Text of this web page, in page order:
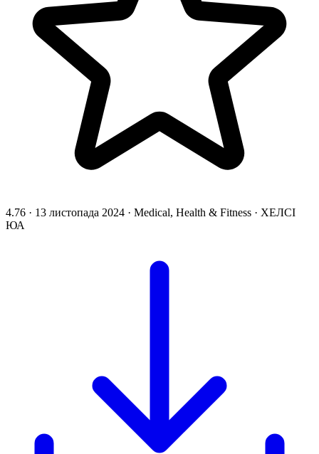
4.76 · 13 листопада 2024 · Medical, Health & Fitness · ХЕЛСІ
ЮА